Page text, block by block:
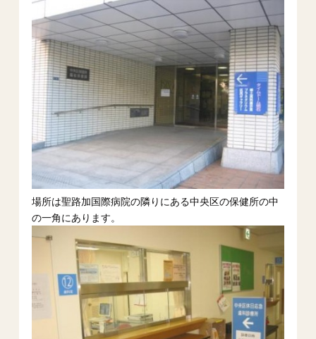
場所は聖路加国際病院の隣りにある中央区の保健所の中
の一角にあります。